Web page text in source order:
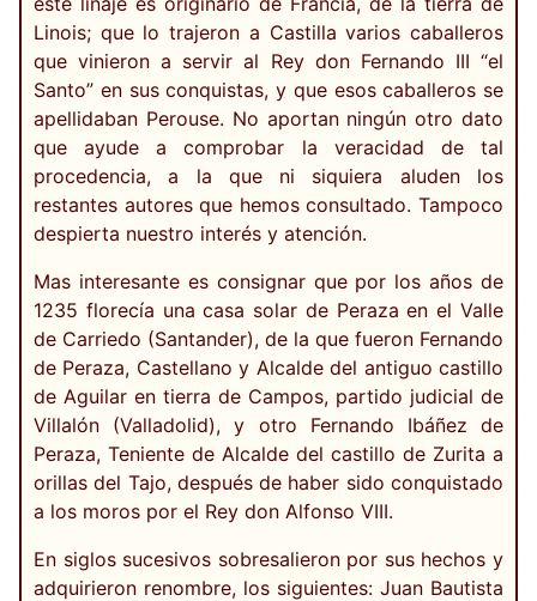
Linois; que lo trajeron a Castilla varios caballeros
que vinieron a servir al Rey don Fernando III “el
Santo” en sus conquistas, y que esos caballeros se
apellidaban Perouse. No aportan ningún otro dato
que ayude a comprobar la veracidad de tal
procedencia, a la que ni siquiera aluden los
restantes autores que hemos consultado. Tampoco
despierta nuestro interés y atención.
Mas interesante es consignar que por los años de
1235 florecía una casa solar de Peraza en el Valle
de Carriedo (Santander), de la que fueron Fernando
de Peraza, Castellano y Alcalde del antiguo castillo
de Aguilar en tierra de Campos, partido judicial de
Villalón (Valladolid), y otro Fernando Ibáñez de
Peraza, Teniente de Alcalde del castillo de Zurita a
orillas del Tajo, después de haber sido conquistado
a los moros por el Rey don Alfonso VIII.
En siglos sucesivos sobresalieron por sus hechos y
adquirieron renombre, los siguientes: Juan Bautista